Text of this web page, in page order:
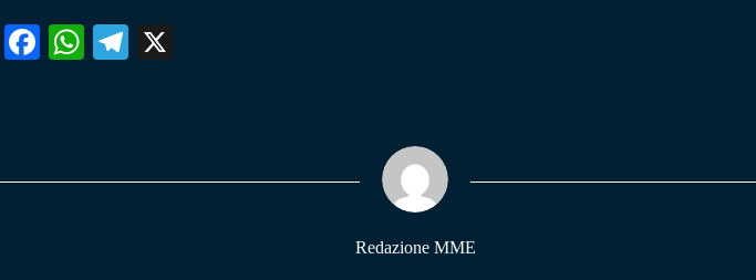
Fa W
pp
Te
m
Redazione MME